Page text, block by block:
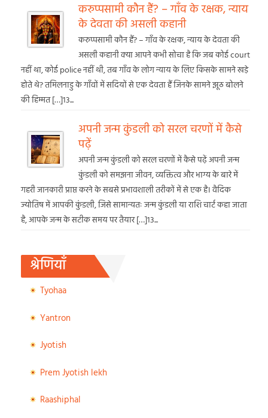
करुप्पसामी कौन हैं? – गाँव के रक्षक, न्याय
के देवता की असली कहानी
करुप्पसामी कौन हैं? – गाँव के रक्षक, न्याय के देवता की
असली कहानी क्या आपने कभी सोचा है कि जब कोई court
नहीं था, कोई police नहीं थी, तब गाँव के लोग न्याय के लिए किसके सामने खड़े
होते थे? तमिलनाडु के गाँवों में सदियों से एक देवता हैं जिनके सामने झूठ बोलने
की हिम्मत […]13...
अपनी जन्म कुंडली को सरल चरणों में कैसे
पढ़ें
अपनी जन्म कुंडली को सरल चरणों में कैसे पढ़ें अपनी जन्म
कुंडली को समझना जीवन, व्यक्तित्व और भाग्य के बारे में
गहरी जानकारी प्राप्त करने के सबसे प्रभावशाली तरीकों में से एक है। वैदिक
ज्योतिष में आपकी कुंडली, जिसे सामान्यतः जन्म कुंडली या राशि चार्ट कहा जाता
है, आपके जन्म के सटीक समय पर तैयार […]13...
श्रेणियाँ
Tyohaa
Yantron
Jyotish
Prem Jyotish lekh
Raashiphal